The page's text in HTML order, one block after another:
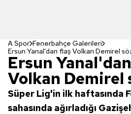
A Spor Fenerbahçe Galerileri
Ersun Yanal'dan flaş Volkan Demirel
Ersun
Volkan Demirel
Süper Lig'in ilk haftasında
sahasında ağırladığı